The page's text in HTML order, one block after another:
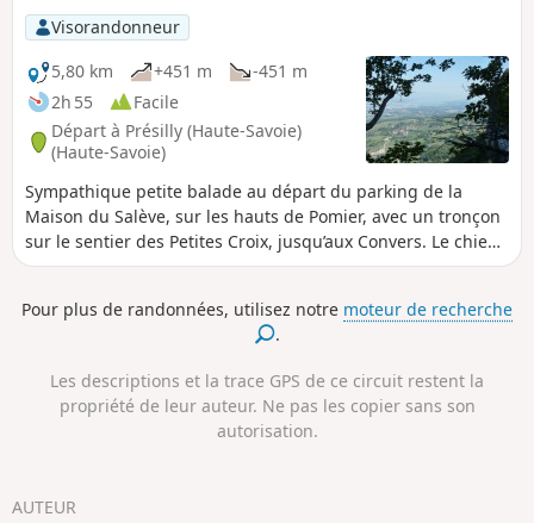
Visorandonneur
5,80 km
+451 m
-451 m
2h 55
Facile
Départ à Présilly (Haute-Savoie)
(Haute-Savoie)
Sympathique petite balade au départ du parking de la
Maison du Salève, sur les hauts de Pomier, avec un tronçon
sur le sentier des Petites Croix, jusqu’aux Convers. Le chien
peut vous accompagner mais tenu en laisse.
Pour plus de randonnées, utilisez notre moteur de recherche
.
Les descriptions et la trace GPS de ce circuit restent la
propriété de leur auteur. Ne pas les copier sans son
autorisation.
AUTEUR